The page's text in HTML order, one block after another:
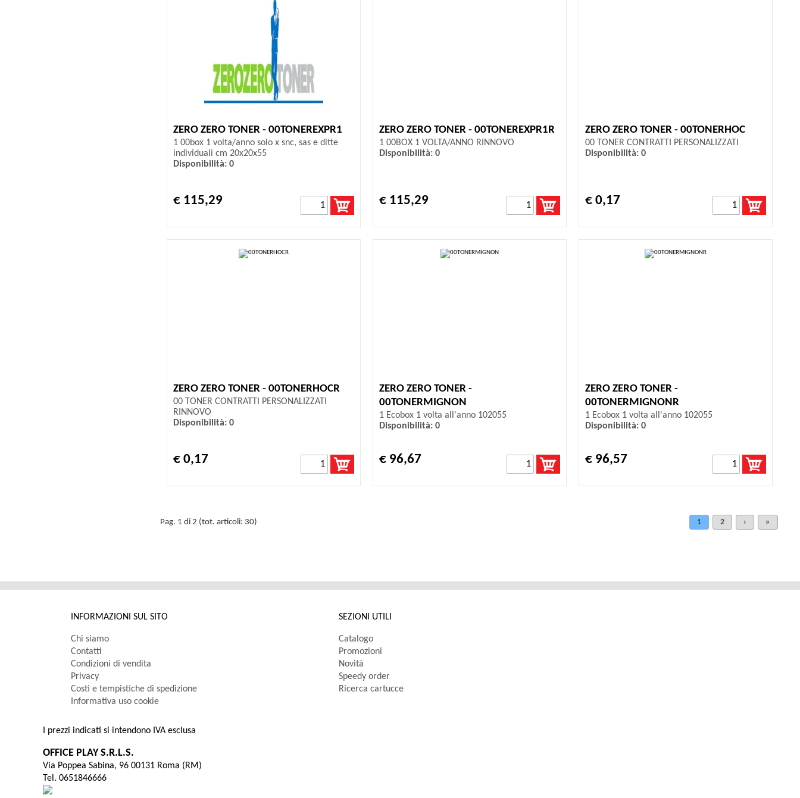
ZERO ZERO TONER - 00TONEREXPR1
1 00box 1 volta/anno solo x snc, sas e ditte
individuali cm 20x20x55
Disponibilità: 0
€ 115,29
ZERO ZERO TONER - 00TONEREXPR1R
1 00BOX 1 VOLTA/ANNO RINNOVO
Disponibilità: 0
€ 115,29
ZERO ZERO TONER - 00TONERHOC
00 TONER CONTRATTI PERSONALIZZATI
Disponibilità: 0
€ 0,17
ZERO ZERO TONER - 00TONERHOCR
00 TONER CONTRATTI PERSONALIZZATI
RINNOVO
Disponibilità: 0
€ 0,17
ZERO ZERO TONER -
00TONERMIGNON
1 Ecobox 1 volta all'anno 102055
Disponibilità: 0
€ 96,67
ZERO ZERO TONER -
00TONERMIGNONR
1 Ecobox 1 volta all'anno 102055
Disponibilità: 0
€ 96,57
Pag. 1 di 2 (tot. articoli: 30) 1 2 › »
INFORMAZIONI SUL SITO
Chi siamo
Contatti
Condizioni di vendita
Privacy
Costi e tempistiche di spedizione
Informativa uso cookie
SEZIONI UTILI
Catalogo
Promozioni
Novità
Speedy order
Ricerca cartucce
I prezzi indicati si intendono IVA esclusa
OFFICE PLAY S.R.L.S.
Via Poppea Sabina, 96 00131 Roma (RM)
Tel. 0651846666